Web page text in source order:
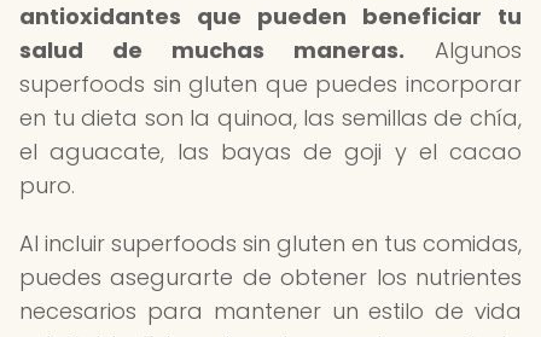
antioxidantes que pueden beneficiar tu
salud de muchas maneras. Algunos
superfoods sin gluten que puedes incorporar
en tu dieta son la quinoa, las semillas de chía,
el aguacate, las bayas de goji y el cacao
puro.
Al incluir superfoods sin gluten en tus comidas,
puedes asegurarte de obtener los nutrientes
necesarios para mantener un estilo de vida